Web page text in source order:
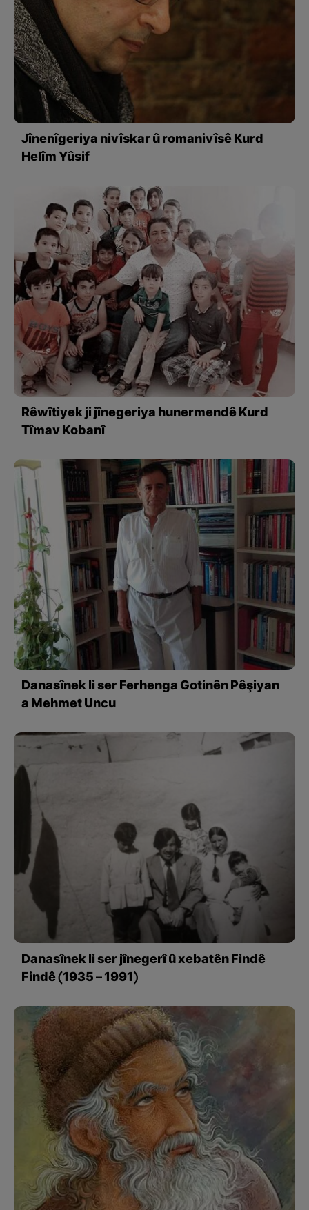
Jînenîgeriya nivîskar û romanivîsê Kurd
Helîm Yûsif
Rêwîtiyek ji jînegeriya hunermendê Kurd
Tîmav Kobanî
Danasînek li ser Ferhenga Gotinên Pêşiyan
a Mehmet Uncu
Danasînek li ser jînegerî û xebatên Findê
Findê (1935 – 1991)